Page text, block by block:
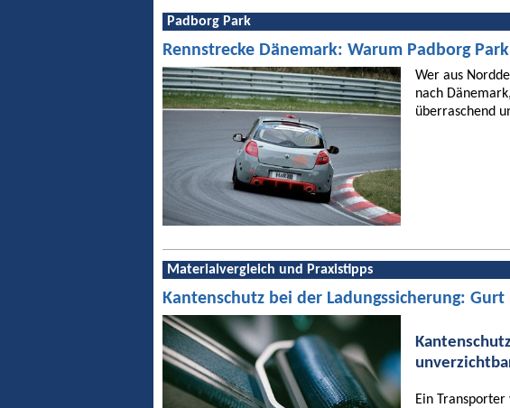
Padborg Park
Rennstrecke Dänemark: Warum Padborg
Wer aus
nach
überraschend
Materialvergleich und Praxistipps
Kantenschutz bei der Ladungssicherung:
Ein